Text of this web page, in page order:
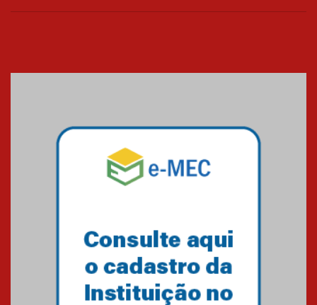
referência mundial em
Pós-Asco: evento do HUEM
debate novidades sobre
estudos e tratamentos contra
o câncer
MackPesquisa 2026 prorroga
inscrições até 14 de agosto
15.06.2026